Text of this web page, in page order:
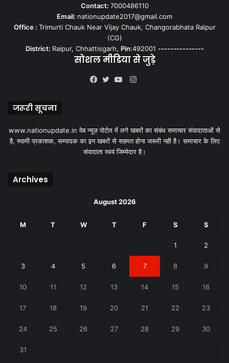
Contact: 7000486110
Email: nationupdate2017@gmail.com
Office : Trimurti Chauk Near Vijay Chauk, Changorabhata Raipur
(CG)
District: Raipur, Chhattisgarh, Pin:492001 ---------------
सोशल मीडिया से जुड़े
Instagram
जरूरी सूचना
www.nationupdate.in वेब न्यूज़ पोर्टल में लगे खबरों का संबंध समाचार संवादाताओं से
है, स्वामी प्रकाशक, सम्पादक का इन खबरों से सहमत होना जरूरी नही है। समाचार के लिए
संवादाता स्वयं जिम्मेदार है।
Archives
August 2026
M T W T F S S
1 2
3 4 5 6 7 8 9
10 11 12 13 14 15 16
17 18 19 20 21 22 23
24 25 26 27 28 29 30
31